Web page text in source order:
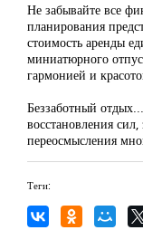
Не забывайте все
планирования
стоимость аренды
миниатюрного
гармонией и
Беззаботный
восстановления
переосмысления
Теги: